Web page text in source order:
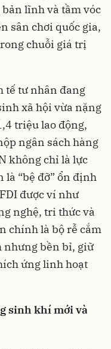
lĩnh và tầm vóc
sân chơi quốc gia,
chuỗi giá trị
tế tư nhân đang
xã hội vừa nặng
triệu lao động,
ngân sách hàng
không chỉ là lực
là “bệ đỡ” ổn định
được ví như
nghệ, tri thức và
chính là bộ rễ cắm
nhưng bền bỉ, giữ
ứng linh hoạt
sinh khí mới và